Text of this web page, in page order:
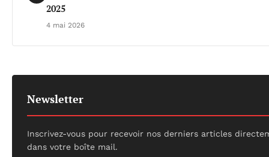
2025
4 mai 2026
Newsletter
Inscrivez-vous pour recevoir nos derniers articles
dans votre boîte mail.